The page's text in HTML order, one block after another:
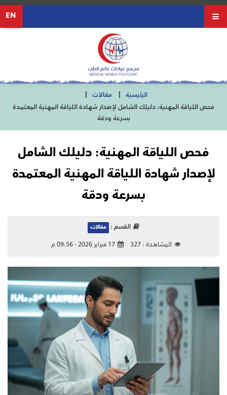
EN
الرئيسية
مقالات
فحص اللياقة المهنية: دليلك الشامل لإصدار شهادة اللياقة المهنية المعتمدة
بسرعة ودقة
فحص اللياقة المهنية: دليلك الشامل
لإصدار شهادة اللياقة المهنية المعتمدة
بسرعة ودقة
القسم : مقالات
المشاهدة :327 17 فبراير 2026 - 09:56 م